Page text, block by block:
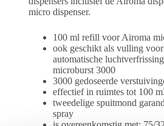
micro dispenser.
100 ml refill voor Airoma
ook geschikt als vulling voor
automatische
microburst 3000
3000 gedoseerde
effectief in ruimtes tot 100
tweedelige spuitmond
spray